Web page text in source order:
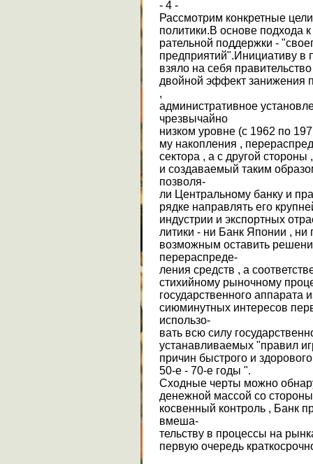
- 4 -
Рассмотрим конкретные
политики.В основе подхода
рательной поддержки -
предприятий".Инициативу
взяло на себя
двойной эффект занижения
,
административное
чрезвычайно
низком уровне (с 1962 по
му накопления ,
сектора , а с другой
и создаваемый таким
позволя-
ли Центральному банку и
рядке направлять его
индустрии и экспортных
литики - ни Банк Японии , ни
возможным оставить
перераспреде-
ления средств , а
стихийному рыночному
государственного аппарата
сиюминутных интересов
использо-
вать всю силу
устанавливаемых "правил
причин быстрого и
50-е - 70-е годы ".
Сходные черты можно
денежной массой со
косвенный контроль , Банк
вмеша-
тельству в процессы на
первую очередь